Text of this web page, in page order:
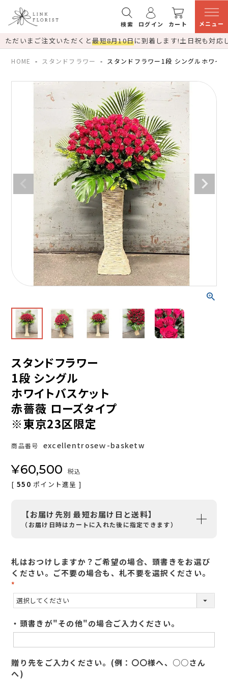
検索 ログイン カート メニュー
ただいまご注文いただくと最短8月10日に到着します!土日祝も対応
HOME スタンドフラワー スタンドフラワー1段 シングルホワイ
スタンドフラワー
1段 シングル
ホワイトバスケット
赤薔薇 ローズタイプ
※東京23区限定
商品番号 excellentroseｗ-basketw
¥60,500 税込
[ 550 ポイント進呈 ]
【お届け先別 最短お届け日と送料】
（お届け日時はカートに入れた後に指定できます）
札はおつけしますか？ご希望の場合、頭書きをお選び
ください。ご不要の場合も、札不要を選択ください。
(
必
)
・頭書きが"その他"の場合ご入力ください。
贈り先をご入力ください。(例：〇〇様へ、○○さん
へ)